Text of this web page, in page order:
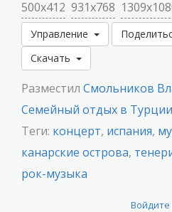
500x412 931x768
Управление
Скачать
Разместил Смольников
Семейный отдых в
Теги: концерт, испания,
канарские острова,
рок-музыка
Войдите